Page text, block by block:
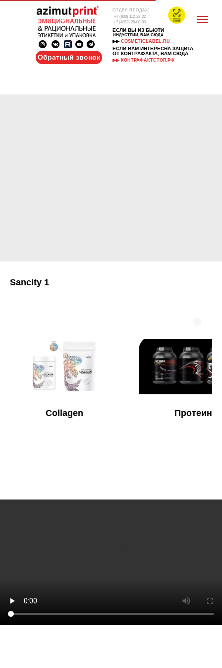
+7 (4852) 28-00-00
Обратный звонок
+7 (930) 112-22-22
ОТДЕЛ ПРОДАЖ
ИНДУСТРИИ, ВАМ СЮДА
ЕСЛИ ВЫ ИЗ БЬЮТИ
▶▶ COSMETICLABEL.RU
ЕСЛИ ВАМ ИНТЕРЕСНА ЗАЩИТА
ОТ КОНТРАФАКТА, ВАМ СЮДА
▶▶ КОНТРАФАКТСТОП.РФ
Sancity 1
Collagen Протеин